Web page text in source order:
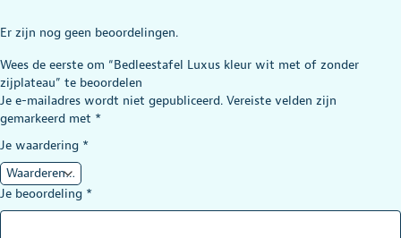
Er zijn nog geen beoordelingen.
Wees de eerste om “Bedleestafel Luxus kleur wit met of zonder
zijplateau” te beoordelen
Je e-mailadres wordt niet gepubliceerd. Vereiste velden zijn
gemarkeerd met *
Je waardering *
Je beoordeling *